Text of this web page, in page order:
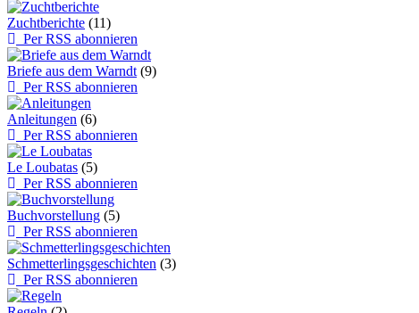
Zuchtberichte (11)
Per RSS abonnieren
Briefe aus dem Warndt (9)
Per RSS abonnieren
Anleitungen (6)
Per RSS abonnieren
Le Loubatas (5)
Per RSS abonnieren
Buchvorstellung (5)
Per RSS abonnieren
Schmetterlingsgeschichten (3)
Per RSS abonnieren